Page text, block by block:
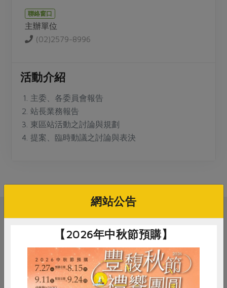
保健食品
美妝保養
日用品
防災用品
樂齡友善
涼拌沙拉
主題食譜
異國料理
年菜食譜
養身食補
議題活動
主婦聯盟X樂齡網特約優惠案
2024農業發展計畫年度報告
更多議題活動
把最好的台灣味帶回家！
廢核運動
減添加物
公益金
綠主張月刊
典藏閱覽室
社員權益
社務專區
選舉專區
最新消息
社務會議 地區活動
聯絡窗口
主辦單位
(02)2579-8996
活動介紹
主委、各委員會報告
站長業務報告
東區站活動之討論與規劃
提案、臨時動議之討論與表決
相關活動
社務會議
網站公告
【2026年中秋節預購】